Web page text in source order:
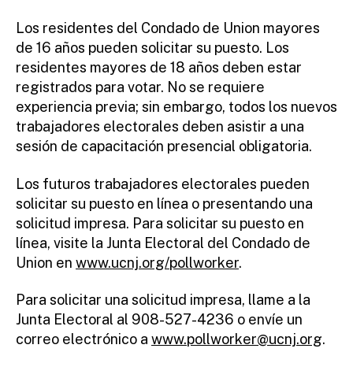
Los residentes del Condado de Union mayores
de 16 años pueden solicitar su puesto. Los
residentes mayores de 18 años deben estar
registrados para votar. No se requiere
experiencia previa; sin embargo, todos los nuevos
trabajadores electorales deben asistir a una
sesión de capacitación presencial obligatoria.
Los futuros trabajadores electorales pueden
solicitar su puesto en línea o presentando una
solicitud impresa. Para solicitar su puesto en
línea, visite la Junta Electoral del Condado de
Union en www.ucnj.org/pollworker.
Para solicitar una solicitud impresa, llame a la
Junta Electoral al 908-527-4236 o envíe un
correo electrónico a www.pollworker@ucnj.org.